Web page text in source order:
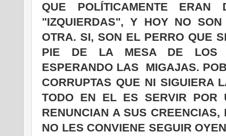
QUE POLÍTICAMENTE
"IZQUIERDAS", Y HOY NO
OTRA. SI, SON EL PERRO QUE
PIE DE LA MESA DE LOS
ESPERANDO LAS MIGAJAS.
CORRUPTAS QUE NI SIGUIERA
TODO EN EL ES SERVIR POR
RENUNCIAN A SUS
NO LES CONVIENE SEGUIR